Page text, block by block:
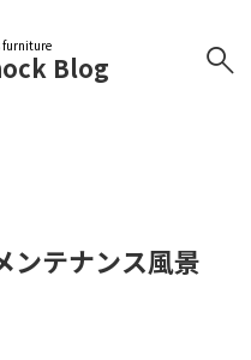
furniture
Blog
ンテナンス風景